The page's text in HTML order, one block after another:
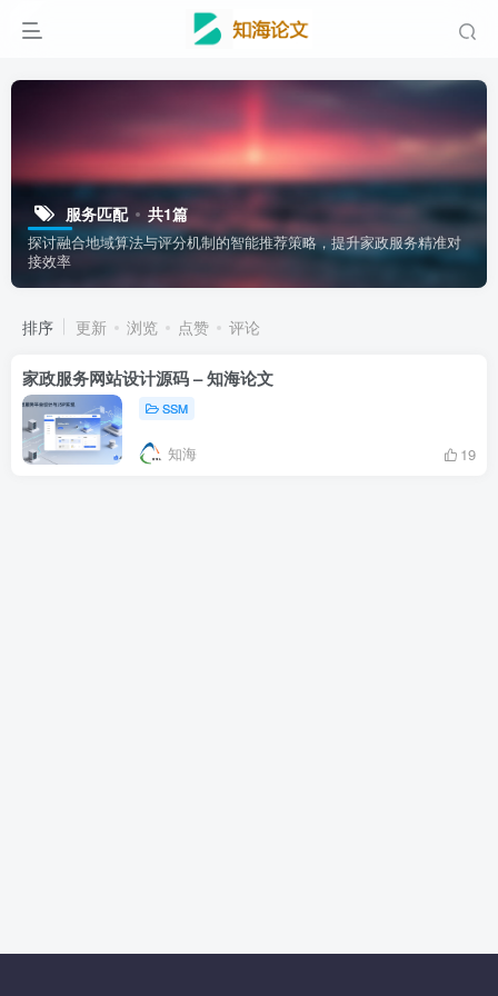
服务匹配 共1篇
探讨融合地域算法与评分机制的智能推荐策略，提升家政服务精准对
接效率
排序 更新 浏览 点赞 评论
家政服务网站设计源码 – 知海论文
SSM
知海 19